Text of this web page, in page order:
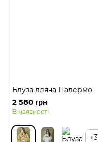
Блуза лляна Палермо
2 580 грн
В наявності
+3